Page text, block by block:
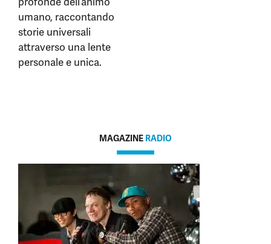
umano, raccontando
storie universali
attraverso una lente
personale e unica.
MAGAZINE RADIO